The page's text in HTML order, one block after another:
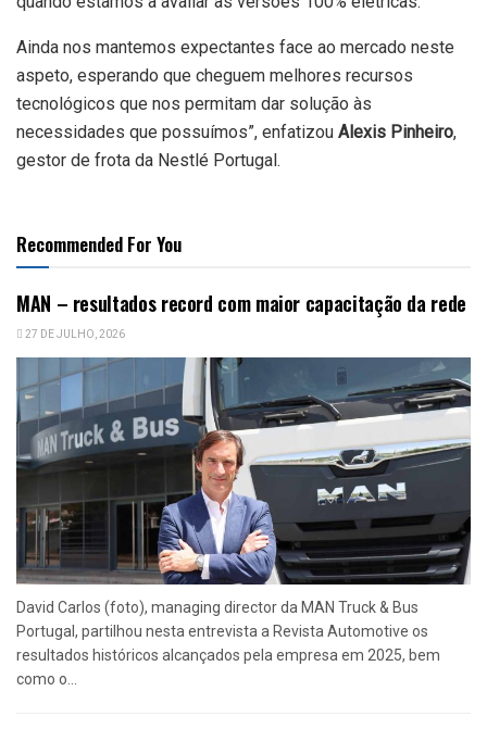
Ainda nos mantemos expectantes face ao mercado neste
aspeto, esperando que cheguem melhores recursos
tecnológicos que nos permitam dar solução às
necessidades que possuímos”, enfatizou Alexis Pinheiro,
gestor de frota da Nestlé Portugal.
Recommended For You
MAN – resultados record com maior capacitação da rede
27 DE JULHO, 2026
David Carlos (foto), managing director da MAN Truck & Bus
Portugal, partilhou nesta entrevista a Revista Automotive os
resultados históricos alcançados pela empresa em 2025, bem
como o...